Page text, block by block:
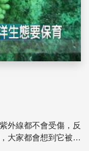
外線都不會受傷，反
大家都會想到它被污